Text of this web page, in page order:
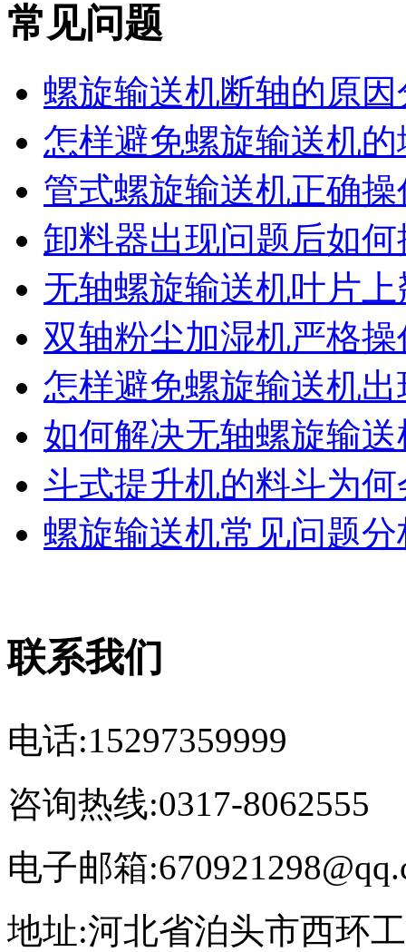
常见问题
螺旋输送机断轴的原因
怎样避免螺旋输送机
管式螺旋输送机正确
卸料器出现问题后如何
无轴螺旋输送机叶片
双轴粉尘加湿机严格操
怎样避免螺旋输送机
如何解决无轴螺旋输
斗式提升机的料斗为
螺旋输送机常见问题
联系我们
电话:15297359999
咨询热线:0317-8062555
电子邮箱
地址:河北省泊头市西环